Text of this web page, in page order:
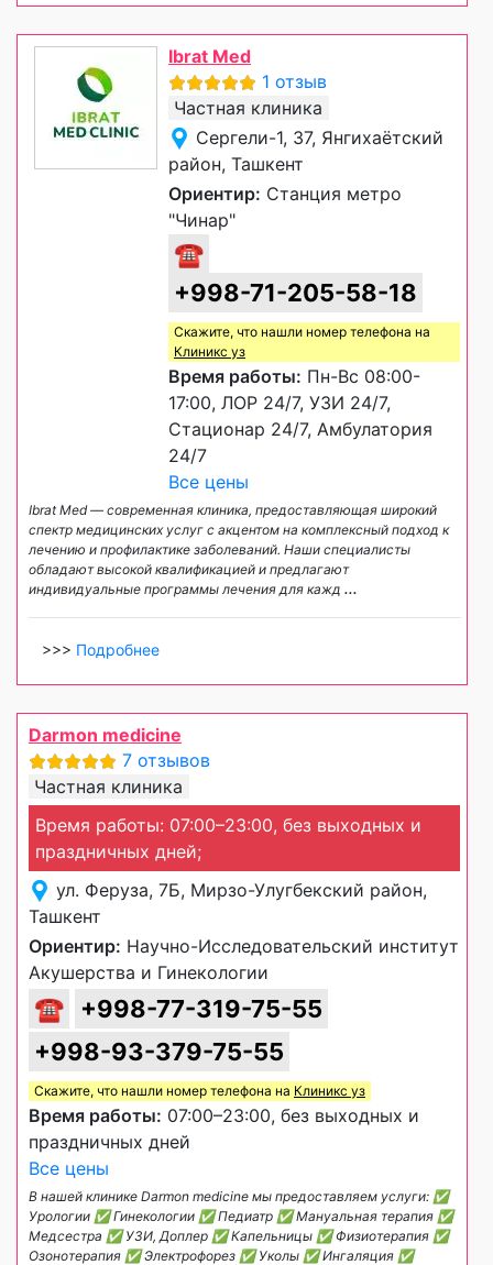
Ibrat Med
1 отзыв
Частная клиника
Сергели-1, 37, Янгихаётский
район, Ташкент
Ориентир: Станция метро
"Чинар"
☎
+998-71-205-58-18
Скажите, что нашли номер телефона на
Клиникс уз
Время работы: Пн-Вс 08:00-
17:00, ЛОР 24/7, УЗИ 24/7,
Стационар 24/7, Амбулатория
24/7
Все цены
Ibrat Med — современная клиника, предоставляющая широкий
спектр медицинских услуг с акцентом на комплексный подход к
лечению и профилактике заболеваний. Наши специалисты
обладают высокой квалификацией и предлагают
индивидуальные программы лечения для кажд ...
>>> Подробнее
Darmon medicine
7 отзывов
Частная клиника
Время работы: 07:00–23:00, без выходных и
праздничных дней;
ул. Феруза, 7Б, Мирзо-Улугбекский район,
Ташкент
Ориентир: Научно-Исследовательский институт
Акушерства и Гинекологии
☎
+998-77-319-75-55
+998-93-379-75-55
Скажите, что нашли номер телефона на Клиникс уз
Время работы: 07:00–23:00, без выходных и
праздничных дней
Все цены
В нашей клинике Darmon medicine мы предоставляем услуги: ✅
Урологии ✅ Гинекологии ✅ Педиатр ✅ Мануальная терапия ✅
Медсестра ✅ УЗИ, Доплер ✅ Капельницы ✅ Физиотерапия ✅
Озонотерапия ✅ Электрофорез ✅ Уколы ✅ Ингаляция ✅